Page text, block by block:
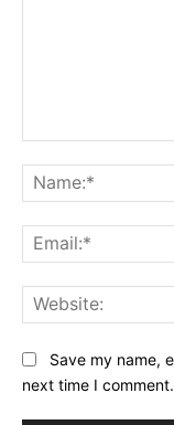
Save my name,
next time I comment.